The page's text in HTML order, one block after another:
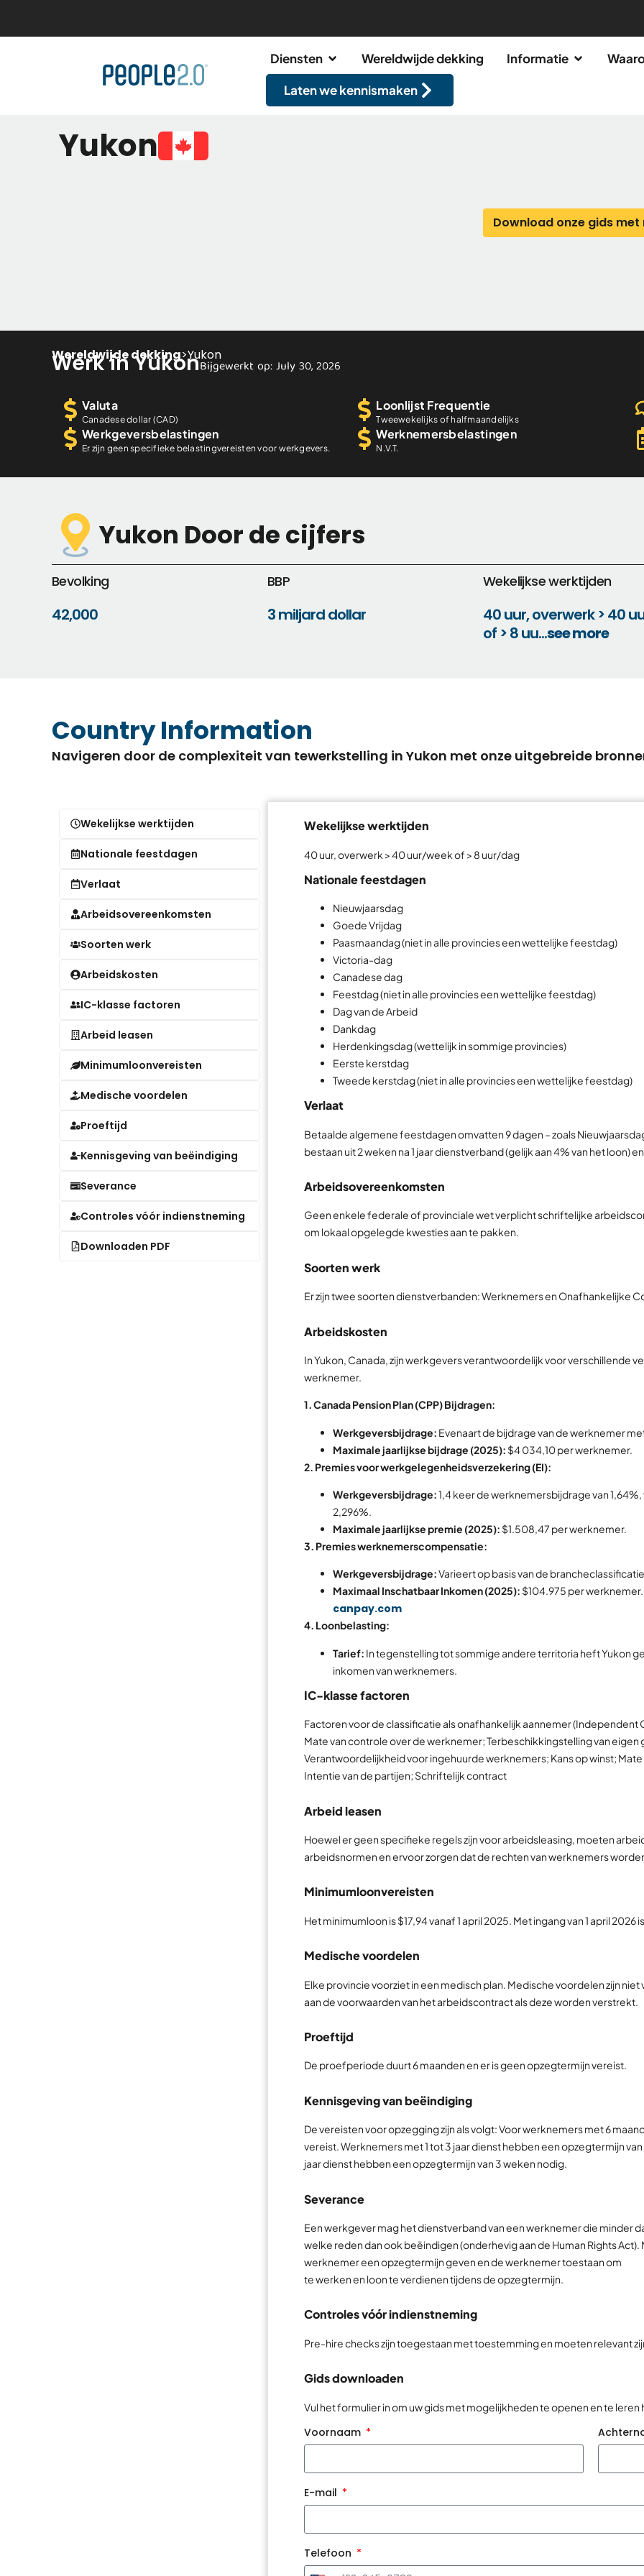
Diensten Wereldwijde dekking Informatie
Laten we kennismaken
Yukon
Download onze gids
Wereldwijde dekking>Yukon
Werk in YukonBijgewerkt op: July 30, 2026
Valuta
Canadese dollar (CAD)
Werkgeversbelastingen
Er zijn geen specifieke belastingvereisten voor werkgevers.
Loonlijst Frequentie
Tweewekelijks of halfmaandelijks
Werknemersbelastingen
N.V.T.
Yukon Door de cijfers
Bevolking
42,000
BBP
3 miljard dollar
Wekelijkse werktijden
40 uur, overwerk > 40
of > 8 uu...see more
Country Information
Navigeren door de complexiteit van tewerkstelling in Yukon met onze uitgebreide
Wekelijkse werktijden
Nationale feestdagen
Verlaat
Arbeidsovereenkomsten
Soorten werk
Arbeidskosten
IC-klasse factoren
Arbeid leasen
Minimumloonvereisten
Medische voordelen
Proeftijd
Kennisgeving van beëindiging
Severance
Controles vóór indienstneming
Downloaden PDF
Wekelijkse werktijden
40 uur, overwerk > 40 uur/week of > 8 uur/dag
Nationale feestdagen
Nieuwjaarsdag
Goede Vrijdag
Paasmaandag (niet in alle provincies een wettelijke feestdag)
Victoria-dag
Canadese dag
Feestdag (niet in alle provincies een wettelijke feestdag)
Dag van de Arbeid
Dankdag
Herdenkingsdag (wettelijk in sommige provincies)
Eerste kerstdag
Tweede kerstdag (niet in alle provincies een wettelijke feestdag)
Verlaat
Betaalde algemene feestdagen omvatten 9 dagen – zoals
bestaan uit 2 weken na 1 jaar dienstverband (gelijk aan 4% van het loon)
Arbeidsovereenkomsten
Geen enkele federale of provinciale wet verplicht schriftelijke
om lokaal opgelegde kwesties aan te pakken.
Soorten werk
Er zijn twee soorten dienstverbanden: Werknemers en Onafhankelijke
Arbeidskosten
In Yukon, Canada, zijn werkgevers verantwoordelijk voor verschillende
werknemer.
1. Canada Pension Plan (CPP) Bijdragen:
Werkgeversbijdrage: Evenaart de bijdrage van de werknemer
Maximale jaarlijkse bijdrage (2025): $4 034,10 per werknemer.
2. Premies voor werkgelegenheidsverzekering (EI):
Werkgeversbijdrage:1,4 keer de werknemersbijdrage van
2,296%.
Maximale jaarlijkse premie (2025): $1.508,47 per werknemer.
3. Premies werknemerscompensatie:
Werkgeversbijdrage:Varieert op basis van de
Maximaal Inschatbaar Inkomen (2025): $104.975 per werknemer.
canpay.com
4. Loonbelasting:
Tarief: In tegenstelling tot sommige andere territoria heft Yukon
inkomen van werknemers.
IC-klasse factoren
Factoren voor de classificatie als onafhankelijk aannemer (Independent
Mate van controle over de werknemer; Terbeschikkingstelling van
Verantwoordelijkheid voor ingehuurde werknemers; Kans op winst;
Intentie van de partijen; Schriftelijk contract
Arbeid leasen
Hoewel er geen specifieke regels zijn voor arbeidsleasing, moeten
arbeidsnormen en ervoor zorgen dat de rechten van werknemers
Minimumloonvereisten
Het minimumloon is $17,94 vanaf 1 april 2025. Met ingang van 1 april 2026
Medische voordelen
Elke provincie voorziet in een medisch plan. Medische voordelen zijn
aan de voorwaarden van het arbeidscontract als deze worden verstrekt.
Proeftijd
De proefperiode duurt 6 maanden en er is geen opzegtermijn vereist.
Kennisgeving van beëindiging
De vereisten voor opzegging zijn als volgt: Voor werknemers met 6
vereist. Werknemers met 1 tot 3 jaar dienst hebben een opzegtermijn
jaar dienst hebben een opzegtermijn van 3 weken nodig.
Severance
Een werkgever mag het dienstverband van een werknemer die minder
welke reden dan ook beëindigen (onderhevig aan de Human Rights
werknemer een opzegtermijn geven en de werknemer toestaan om
te werken en loon te verdienen tijdens de opzegtermijn.
Controles vóór indienstneming
Pre-hire checks zijn toegestaan met toestemming en moeten relevant
Gids downloaden
Vul het formulier in om uw gids met mogelijkheden te openen en te
Voornaam
E-mail
Telefoon